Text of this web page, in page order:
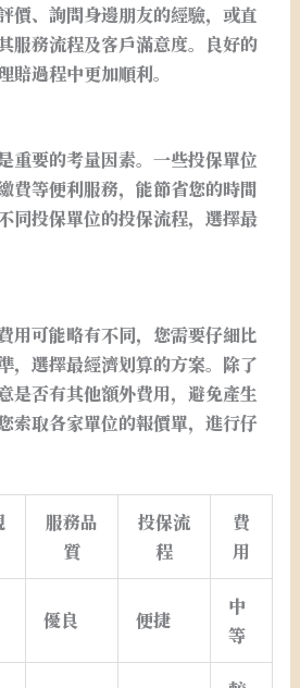
價、詢問身邊朋友的經驗，或直
服務流程及客戶滿意度。良好的
賠過程中更加順利。
重要的考量因素。一些投保單位
費等便利服務，能節省您的時間
同投保單位的投保流程，選擇最
用可能略有不同，您需要仔細比
，選擇最經濟划算的方案。除了
是否有其他額外費用，避免產生
索取各家單位的報價單，進行仔
服務品
質
投保流
程
費
用
優良 便捷
中
等